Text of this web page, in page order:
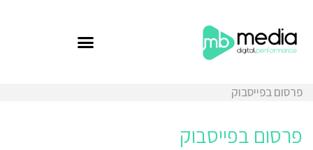
פרסום בפייסבוק
פרסום בפייסבוק